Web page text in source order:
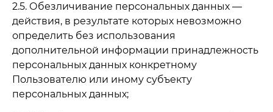
2.5. Обезличивание персональных данных —
действия, в результате которых невозможно
определить без использования
дополнительной информации принадлежность
персональных данных конкретному
Пользователю или иному субъекту
персональных данных;